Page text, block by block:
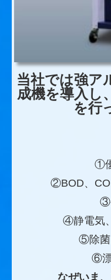
当社では強ア
成機を導入し
を行
①
②BOD、
③
④静電気
⑤除菌
⑥
なぜいま